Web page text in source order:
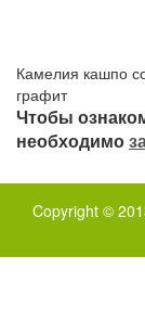
Камелия кашпо
графит
Чтобы
необходимо
Copyright ©